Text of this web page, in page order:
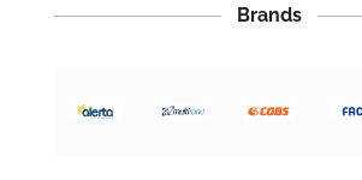
Brands